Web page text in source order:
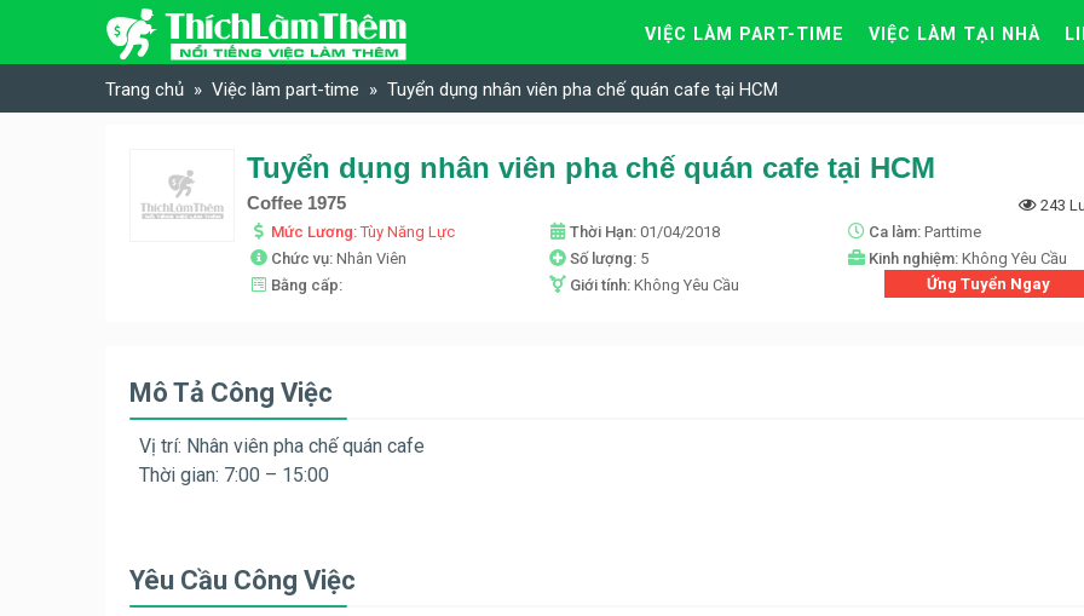
Skip to content
VIỆC LÀM PART-TIME VIỆC LÀM TẠI NHÀ
Trang chủ Việc làm part-time Tuyển dụng nhân viên pha chế quán cafe tại HCM
Tuyển dụng nhân viên pha chế quán cafe tại HCM
Coffee 1975
243
Mức Lương:Tùy Năng Lực Thời Hạn: 01/04/2018 Ca làm: Parttime
Chức vụ: Nhân Viên Số lượng: 5 Kinh nghiệm: Không Yêu Cầu
Bằng cấp:
Giới tính: Không Yêu Cầu Ứng Tuyển Ngay
Mô Tả Công Việc
Vị trí: Nhân viên pha chế quán cafe
Thời gian: 7:00 – 15:00
Yêu Cầu Công Việc